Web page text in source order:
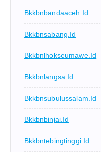
Bkkbnbandaaceh.id
Bkkbnsabang.id
Bkkbnlhokseumawe.id
Bkkbnlangsa.id
Bkkbnsubulussalam.id
Bkkbnbinjai.id
Bkkbntebingtinggi.id